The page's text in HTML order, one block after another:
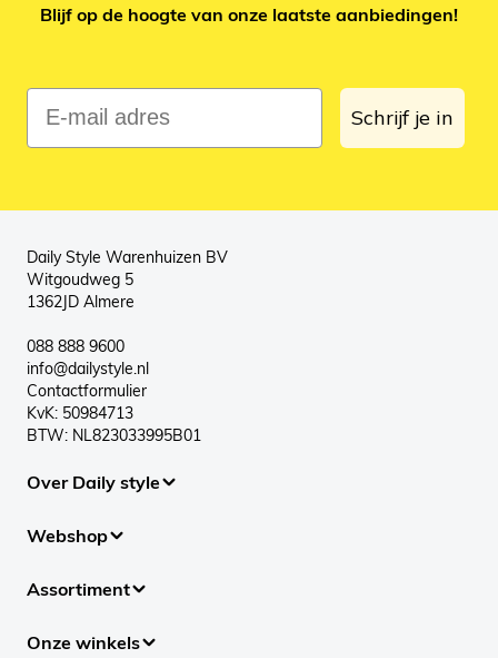
Blijf op de hoogte van onze laatste aanbiedingen!
E-mail adres
Schrijf je in
Daily Style Warenhuizen BV
Witgoudweg 5
1362JD Almere
088 888 9600
info@dailystyle.nl
Contactformulier
KvK: 50984713
BTW: NL823033995B01
Over Daily style
Webshop
Assortiment
Onze winkels